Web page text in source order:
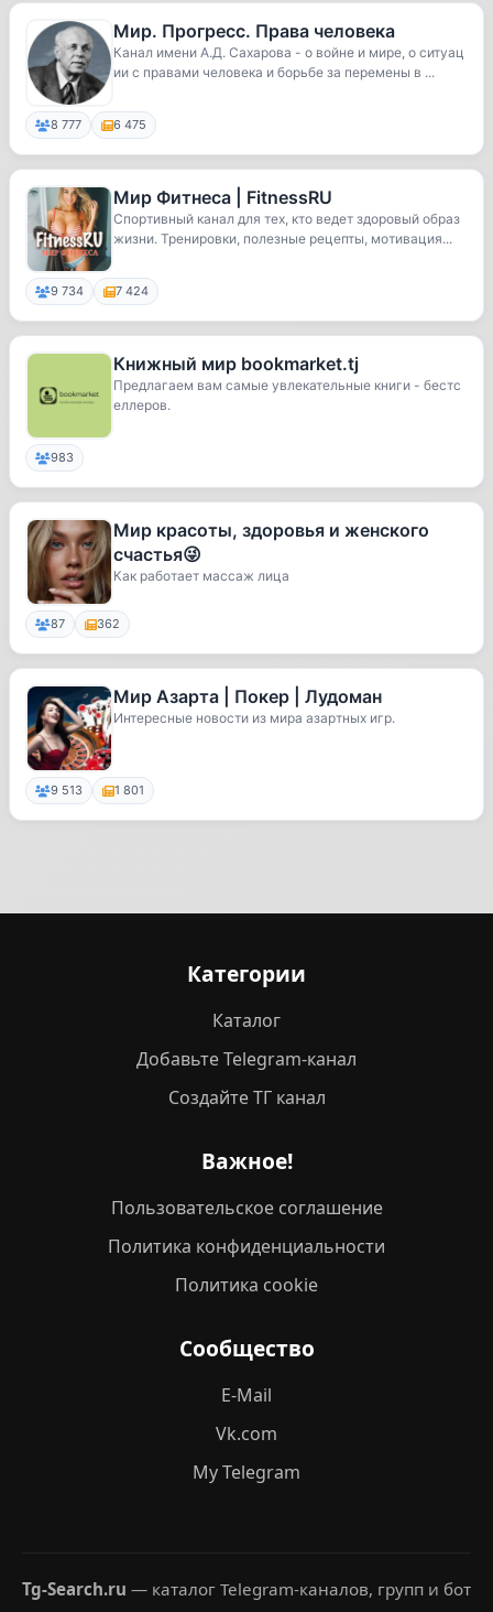
Мир. Прогресс. Права человека
Канал имени А.Д. Сахарова - о войне и мире, о ситуац
ии с правами человека и борьбе за перемены в ...
8 777 6 475
Мир Фитнеса | FitnessRU
Спортивный канал для тех, кто ведет здоровый образ
жизни. Тренировки, полезные рецепты, мотивация...
9 734 7 424
Книжный мир bookmarket.tj
Предлагаем вам самые увлекательные книги - бестс
еллеров.
983
Мир красоты, здоровья и женского
счастья😜
Как работает массаж лица
87 362
Мир Азарта | Покер | Лудоман
Интересные новости из мира азартных игр.
9 513 1 801
Категории
Каталог
Добавьте Telegram-канал
Создайте ТГ канал
Важное!
Пользовательское соглашение
Политика конфиденциальности
Политика cookie
Сообщество
E-Mail
Vk.com
My Telegram
Tg-Search.ru — каталог Telegram-каналов, групп и бот